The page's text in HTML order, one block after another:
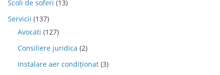
Scoli de soferi (13)
Servicii (137)
Avocati (127)
Consiliere juridica (2)
Instalare aer condiționat (3)